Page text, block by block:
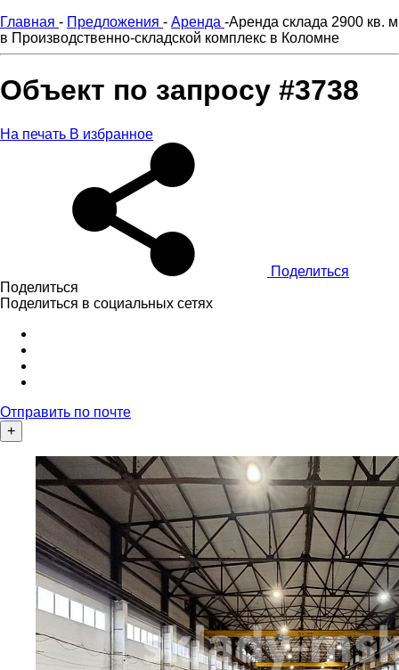
Главная - Предложения - Аренда -Аренда склада 2900 кв. м
в Производственно-складской комплекс в Коломне
Объект по запросу #3738
На печать В избранное
Поделиться
Поделиться
Поделиться в социальных сетях
Отправить по почте
+